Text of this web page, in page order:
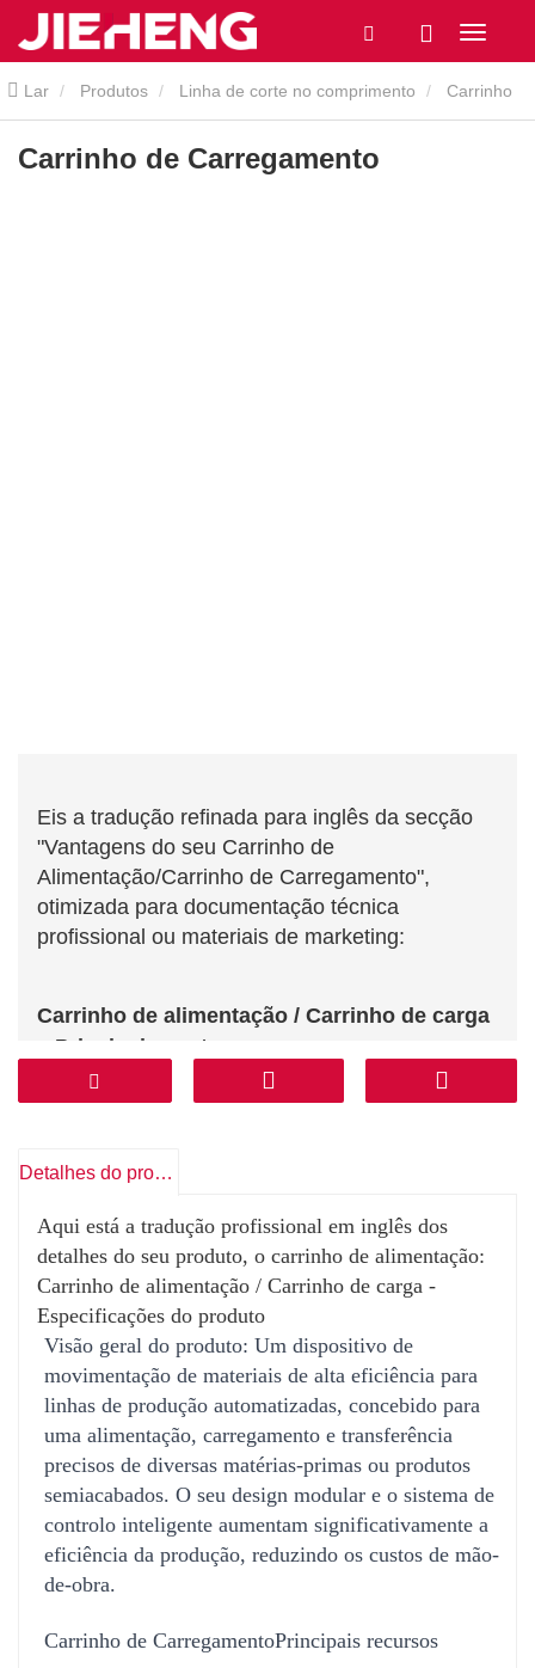
Lar Produtos Linha de corte no comprimento
de Carregamento
Carrinho de Carregamento
Eis a tradução refinada para inglês da secção
"Vantagens do seu Carrinho de
Alimentação/Carrinho de Carregamento",
otimizada para documentação técnica
profissional ou materiais de marketing:
Carrinho de alimentação / Carrinho de carga
– Principais vantagens
Alta Eficiência e Automação
produção.
Posicionamento preciso
O controlo do servomotor/encoder garante a
dosagem precisa do material.
Adaptação Flexível
Projetos personalizáveis ​​para responder às
diversas necessidades da linha de produção.
Estável e durável
A construção robusta garante fiabilidade a longo
prazo com um tempo de inatividade mínimo.
Economia de energia e respeito pelo ambiente
Detalhes do produto
Aqui está a tradução profissional em inglês dos
detalhes do seu produto, o carrinho de alimentação:
Carrinho de alimentação / Carrinho de carga -
Especificações do produto
Visão geral do produto: Um dispositivo de
movimentação de materiais de alta eficiência para
linhas de produção automatizadas, concebido para
uma alimentação, carregamento e transferência
precisos de diversas matérias-primas ou produtos
semiacabados. O seu design modular e o sistema de
controlo inteligente aumentam significativamente a
eficiência da produção, reduzindo os custos de mão-
de-obra.
Carrinho de CarregamentoPrincipais recursos